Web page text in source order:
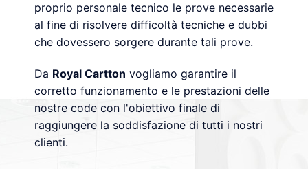
proprio personale tecnico le prove necessarie
al fine di risolvere difficoltà tecniche e dubbi
che dovessero sorgere durante tali prove.
Da Royal Cartton vogliamo garantire il
corretto funzionamento e le prestazioni delle
nostre code con l'obiettivo finale di
raggiungere la soddisfazione di tutti i nostri
clienti.